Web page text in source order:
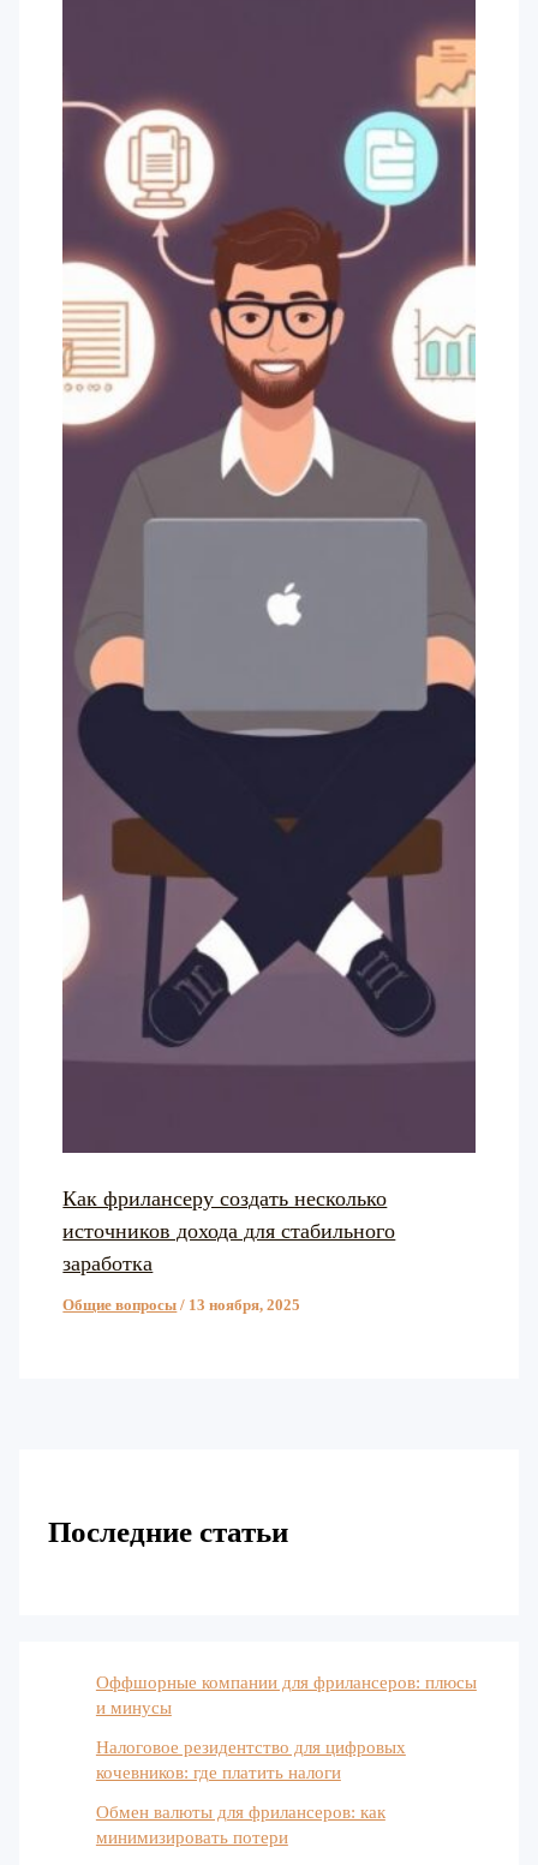
Как фрилансеру создать несколько
источников дохода для стабильного
заработка
Общие вопросы / 13 ноября, 2025
Последние статьи
Оффшорные компании для фрилансеров: плюсы
и минусы
Налоговое резидентство для цифровых
кочевников: где платить налоги
Обмен валюты для фрилансеров: как
минимизировать потери